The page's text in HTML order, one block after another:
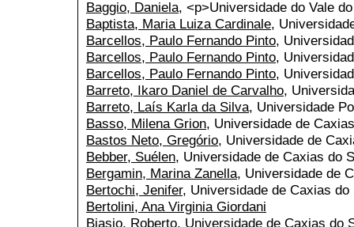
Baggio, Daniela, <p>Universidade do Vale
Baptista, Maria Luiza Cardinale,
Barcellos, Paulo Fernando Pinto,
Barcellos, Paulo Fernando Pinto,
Barcellos, Paulo Fernando Pinto,
Barreto, Ikaro Daniel de Carvalho,
Barreto, Laís Karla da Silva, Universidade
Basso, Milena Grion, Universidade de
Bastos Neto, Gregório, Universidade de
Bebber, Suélen, Universidade de Caxias do
Bergamin, Marina Zanella, Universidade de
Bertochi, Jenifer, Universidade de Caxias do
Bertolini, Ana Virginia Giordani
Biasio, Roberto, Universidade de Caxias do